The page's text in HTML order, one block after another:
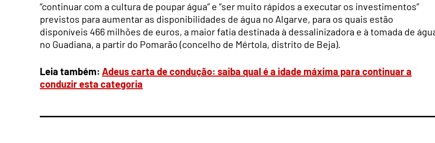
“continuar com a cultura de poupar água” e “ser muito rápidos a executar os investimentos”
previstos para aumentar as disponibilidades de água no Algarve, para os quais estão
disponíveis 466 milhões de euros, a maior fatia destinada à dessalinizadora e à tomada de
no Guadiana, a partir do Pomarão (concelho de Mértola, distrito de Beja).
Leia também: Adeus carta de condução: saiba qual é a idade máxima para continuar a
conduzir esta categoria